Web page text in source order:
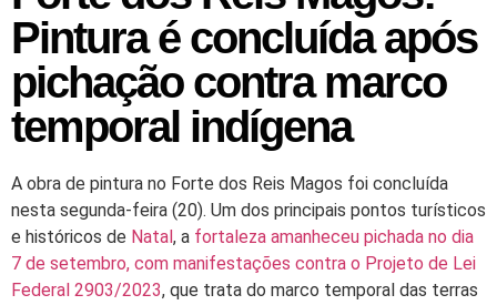
Pintura é concluída após
pichação contra marco
temporal indígena
A obra de pintura no Forte dos Reis Magos foi concluída
nesta segunda-feira (20). Um dos principais pontos turísticos
e históricos de Natal, a fortaleza amanheceu pichada no dia
7 de setembro, com manifestações contra o Projeto de Lei
Federal 2903/2023, que trata do marco temporal das terras